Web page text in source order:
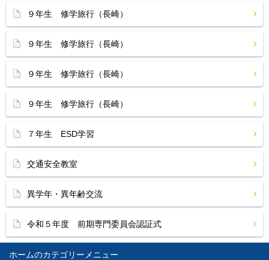
ホーム
９年生 修学旅行（長崎）
９年生 修学旅行（長崎）
９年生 修学旅行（長崎）
９年生 修学旅行（長崎）
７年生 ESD学習
交通安全教室
異学年・異年齢交流
令和５年度 前期専門委員会認証式